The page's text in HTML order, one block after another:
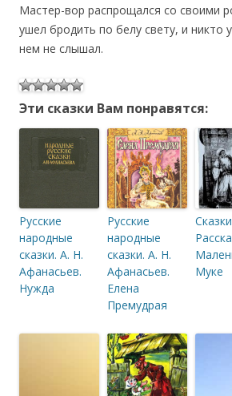
Мастер-вор распрощался со своими
ушел бродить по белу свету, и никто
нем не слышал.
Эти сказки Вам понравятся:
Русские
народные
сказки. А. Н.
Афанасьев.
Нужда
Русские
народные
сказки. А. Н.
Афанасьев.
Елена
Премудрая
Муке